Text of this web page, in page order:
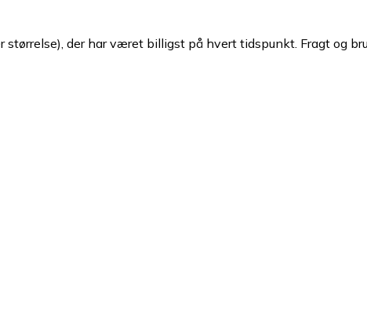
der har været billigst på hvert tidspunkt. Fragt og